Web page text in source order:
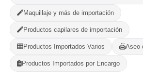
Maquillaje y más de importación
Productos capilares de importación
Productos Importados Varios Aseo
Productos Importados por Encargo
Compartir Favorito
MÉTODOS DE PAGO ACEPTADOS
Efectivo